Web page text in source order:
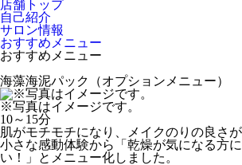
店舗トップ
自己紹介
サロン情報
おすすめメニュー
おすすめメニュー
海藻海泥パック（オプションメニュー）
※写真はイメージです。
10～15分
肌がモチモチになり、メイクのりの良さ
小さな感動体験から「乾燥が気になる方
い！」とメニュー化しました。